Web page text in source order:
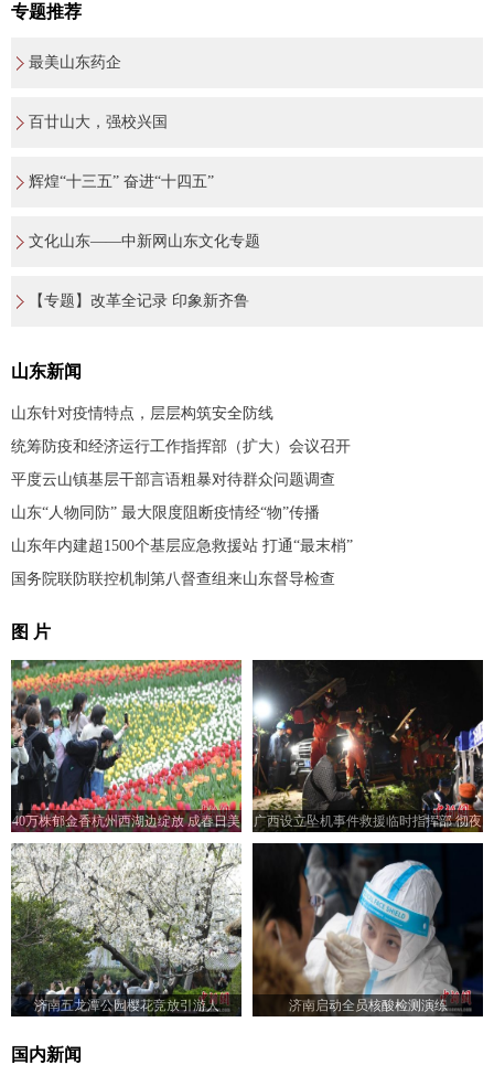
专题推荐
最美山东药企
百廿山大，强校兴国
辉煌“十三五” 奋进“十四五”
文化山东——中新网山东文化专题
【专题】改革全记录 印象新齐鲁
山东新闻
山东针对疫情特点，层层构筑安全防线
统筹防疫和经济运行工作指挥部（扩大）会议召开
平度云山镇基层干部言语粗暴对待群众问题调查
山东“人物同防” 最大限度阻断疫情经“物”传播
山东年内建超1500个基层应急救援站 打通“最末梢”
国务院联防联控机制第八督查组来山东督导检查
图 片
40万株郁金香杭州西湖边绽放 成春日美
景
广西设立坠机事件救援临时指挥部 彻夜
营救
济南五龙潭公园樱花竞放引游人 济南启动全员核酸检测演练
国内新闻